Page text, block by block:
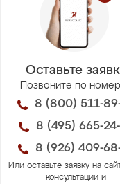
Оставьте
Позвоните по
8 (800) 511-
8 (495) 665-
8 (926) 409-
Или оставьте заявку на
консультации и